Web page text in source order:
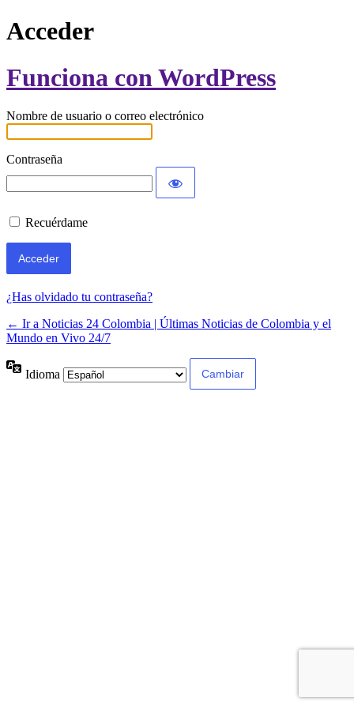
Acceder
Funciona con WordPress
Nombre de usuario o correo electrónico
Contraseña
Recuérdame
¿Has olvidado tu contraseña?
← Ir a Noticias 24 Colombia | Últimas Noticias de Colombia y el
Mundo en Vivo 24/7
Idioma